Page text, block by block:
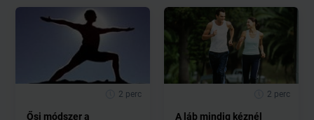
2 perc
Ősi módszer a
2 perc
A láb mindig kéznél